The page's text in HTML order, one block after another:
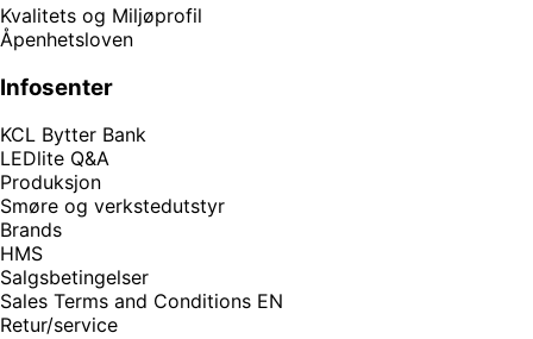
Kvalitets og Miljøprofil
Åpenhetsloven
Infosenter
KCL Bytter Bank
LEDlite Q&A
Produksjon
Smøre og verkstedutstyr
Brands
HMS
Salgsbetingelser
Sales Terms and Conditions EN
Retur/service